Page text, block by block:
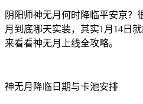
阴阳师神无月何时降临平安京？
月到底哪天实装，其实1月14日
来看看神无月上线全攻略。
神无月降临日期与卡池安排